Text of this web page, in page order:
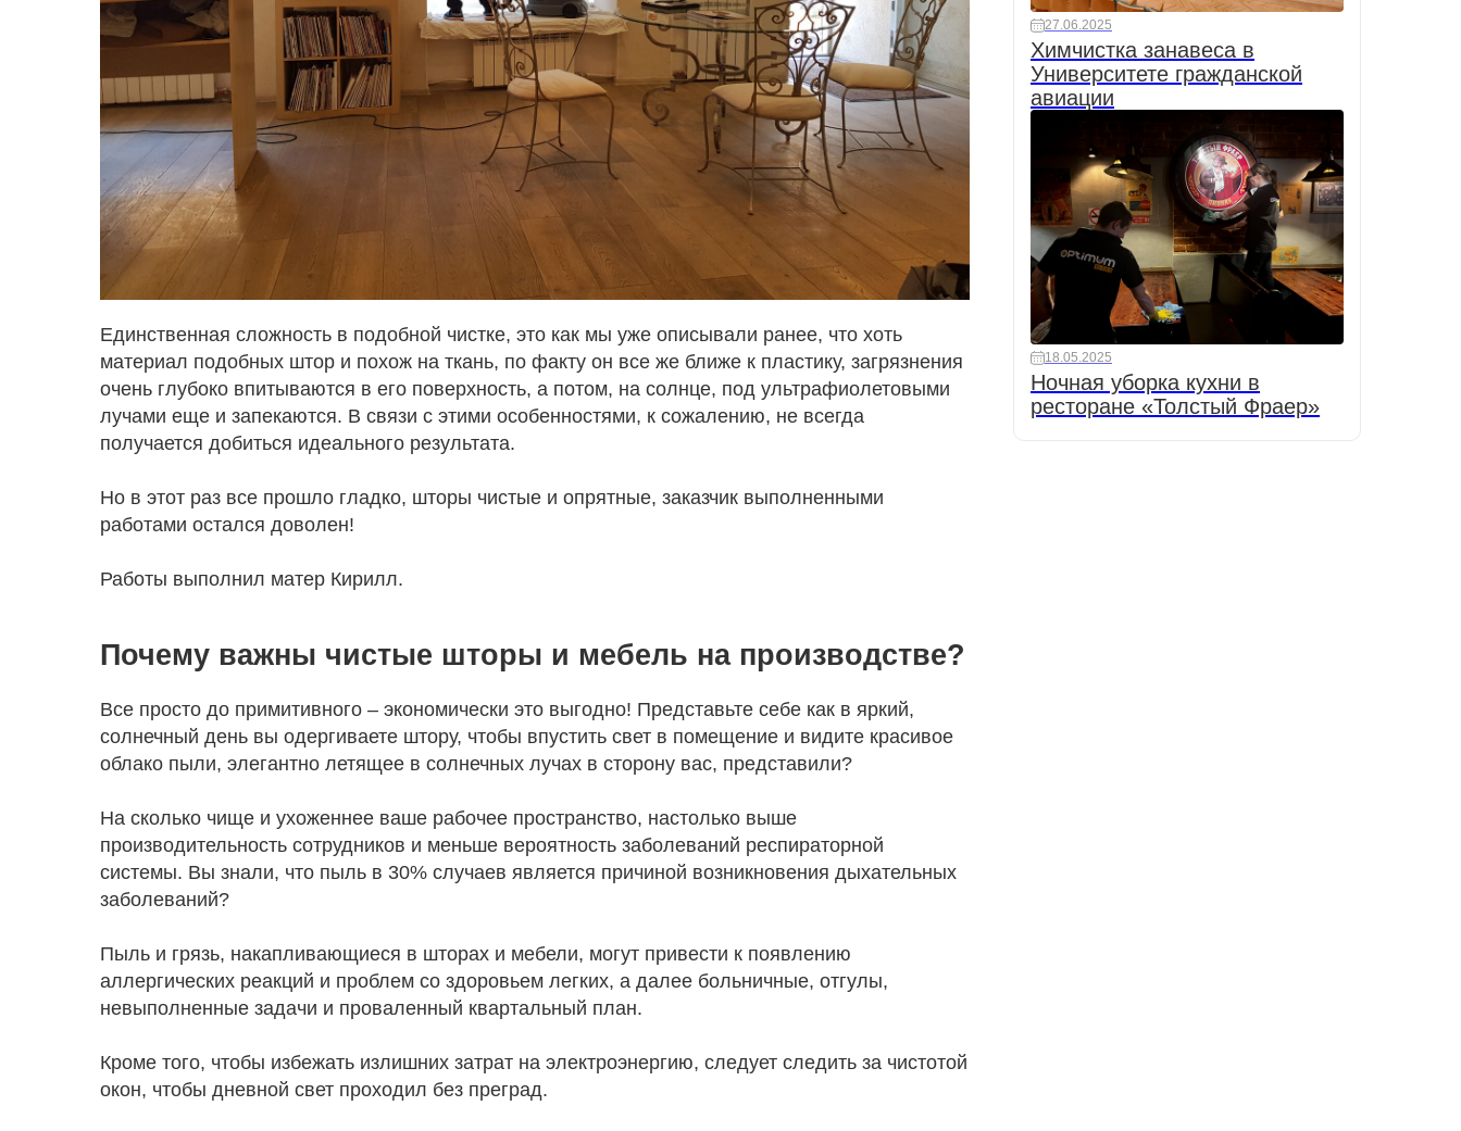
Единственная сложность в подобной чистке, это как мы уже описывали ранее, что хоть
материал подобных штор и похож на ткань, по факту он все же ближе к пластику, загрязнения
очень глубоко впитываются в его поверхность, а потом, на солнце, под ультрафиолетовыми
лучами еще и запекаются. В связи с этими особенностями, к сожалению, не всегда
получается добиться идеального результата.
Но в этот раз все прошло гладко, шторы чистые и опрятные, заказчик выполненными
работами остался доволен!
Работы выполнил матер Кирилл.
Почему важны чистые шторы и мебель на производстве?
Все просто до примитивного – экономически это выгодно! Представьте себе как в яркий,
солнечный день вы одергиваете штору, чтобы впустить свет в помещение и видите красивое
облако пыли, элегантно летящее в солнечных лучах в сторону вас, представили?
На сколько чище и ухоженнее ваше рабочее пространство, настолько выше
производительность сотрудников и меньше вероятность заболеваний респираторной
системы. Вы знали, что пыль в 30% случаев является причиной возникновения дыхательных
заболеваний?
Пыль и грязь, накапливающиеся в шторах и мебели, могут привести к появлению
аллергических реакций и проблем со здоровьем легких, а далее больничные, отгулы,
невыполненные задачи и проваленный квартальный план.
Кроме того, чтобы избежать излишних затрат на электроэнергию, следует следить за чистотой
окон, чтобы дневной свет проходил без преград.
27.06.2025
Химчистка занавеса в
Университете гражданской
авиации
18.05.2025
Ночная уборка кухни в
ресторане «Толстый Фраер»